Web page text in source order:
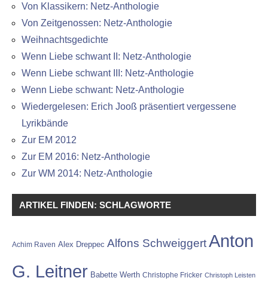
Von Klassikern: Netz-Anthologie
Von Zeitgenossen: Netz-Anthologie
Weihnachtsgedichte
Wenn Liebe schwant II: Netz-Anthologie
Wenn Liebe schwant III: Netz-Anthologie
Wenn Liebe schwant: Netz-Anthologie
Wiedergelesen: Erich Jooß präsentiert vergessene
Lyrikbände
Zur EM 2012
Zur EM 2016: Netz-Anthologie
Zur WM 2014: Netz-Anthologie
ARTIKEL FINDEN: SCHLAGWORTE
Achim Raven Alex Dreppec Alfons SchweiggertAnton
G. Leitner Babette Werth Christophe Fricker Christoph Leisten